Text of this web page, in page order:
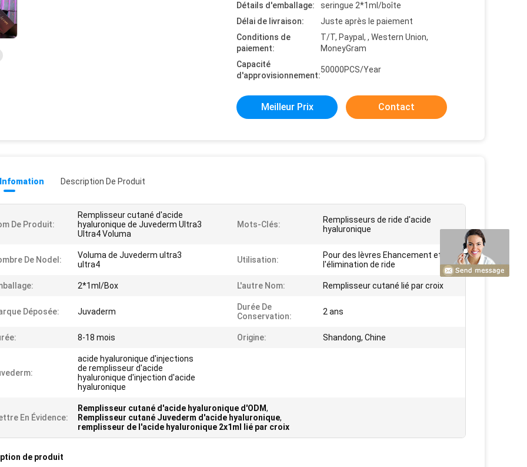
Détails d'emballage:
seringue 2*1ml/boîte
Délai de livraison:
Juste après le paiement
Conditions de
paiement:
T/T, Paypal, , Western Union,
MoneyGram
Capacité
d'approvisionnement:
50000PCS/Year
Meilleur Prix Contact
Description De Produit
De Produit:
Remplisseur cutané d'acide
hyaluronique de Juvederm Ultra3
Ultra4 Voluma
Mots-Clés:
Remplisseurs de ride d'acide
hyaluronique
De Nodel:
Voluma de Juvederm ultra3
ultra4
Utilisation:
Pour des lèvres Ehancement et
l'élimination de ride
2*1ml/Box L'autre Nom: Remplisseur cutané lié par croix
Déposée: Juvaderm
Durée De
Conservation:
2 ans
8-18 mois Origine: Shandong, Chine
acide hyaluronique d'injections
de remplisseur d'acide
hyaluronique d'injection d'acide
hyaluronique
En Évidence:
Remplisseur cutané d'acide hyaluronique d'ODM,
Remplisseur cutané Juvederm d'acide hyaluronique,
remplisseur de l'acide hyaluronique 2x1ml lié par croix
de produit